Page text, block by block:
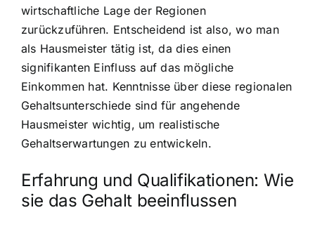
wirtschaftliche Lage der Regionen
zurückzuführen. Entscheidend ist also, wo man
als Hausmeister tätig ist, da dies einen
signifikanten Einfluss auf das mögliche
Einkommen hat. Kenntnisse über diese regionalen
Gehaltsunterschiede sind für angehende
Hausmeister wichtig, um realistische
Gehaltserwartungen zu entwickeln.
Erfahrung und Qualifikationen: Wie
sie das Gehalt beeinflussen